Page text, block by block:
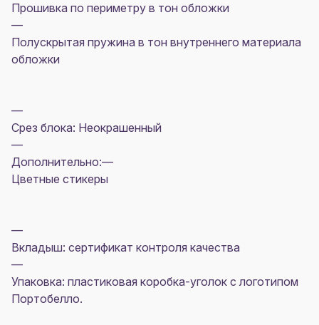
Прошивка по периметру в тон обложки
—
Полускрытая пружина в тон внутреннего материала
обложки
—
Срез блока: Неокрашенный
—
Дополнительно:—
Цветные стикеры
—
Вкладыш: сертификат контроля качества
—
Упаковка: пластиковая коробка-уголок с логотипом
Портобелло.